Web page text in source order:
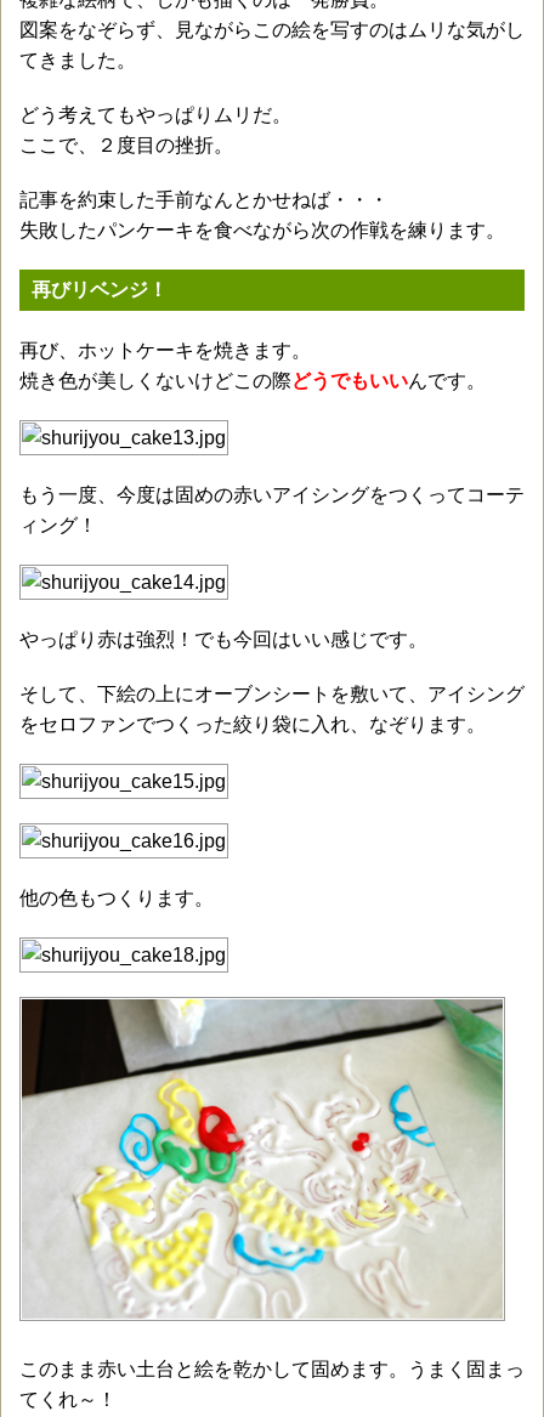
図案をなぞらず、見ながらこの絵を写すのはムリな気がし
てきました。
どう考えてもやっぱりムリだ。
ここで、２度目の挫折。
記事を約束した手前なんとかせねば・・・
失敗したパンケーキを食べながら次の作戦を練ります。
再びリベンジ！
再び、ホットケーキを焼きます。
焼き色が美しくないけどこの際どうでもいいんです。
もう一度、今度は固めの赤いアイシングをつくってコーテ
ィング！
やっぱり赤は強烈！でも今回はいい感じです。
そして、下絵の上にオーブンシートを敷いて、アイシング
をセロファンでつくった絞り袋に入れ、なぞります。
他の色もつくります。
このまま赤い土台と絵を乾かして固めます。うまく固まっ
てくれ～！